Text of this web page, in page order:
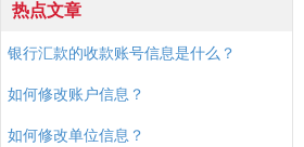
热点文章
银行汇款的收款账号信息是什么？
如何修改账户信息？
如何修改单位信息？